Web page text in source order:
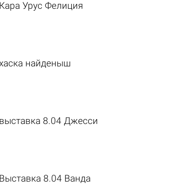
Кара Урус Фелиция
найденыш
выставка 8.04 Джесси
Выставка 8.04 Ванда